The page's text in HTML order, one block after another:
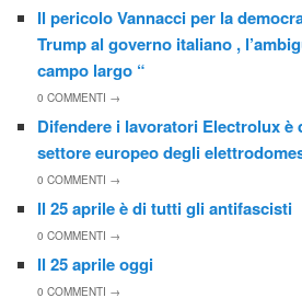
Il pericolo Vannacci per la
Trump al governo italiano ,
campo largo “
0COMMENTI →
Difendere i lavoratori Electrolux è
settore europeo degli
0COMMENTI →
Il 25 aprile è di tutti gli antifascisti
0COMMENTI →
Il 25 aprile oggi
0COMMENTI →